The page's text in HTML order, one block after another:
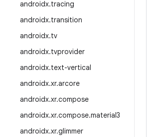
androidx.tracing
androidx.transition
androidx.tv
androidx.tvprovider
androidx.text-vertical
androidx.xr.arcore
androidx.xr.compose
androidx.xr.compose.material3
androidx.xr.glimmer